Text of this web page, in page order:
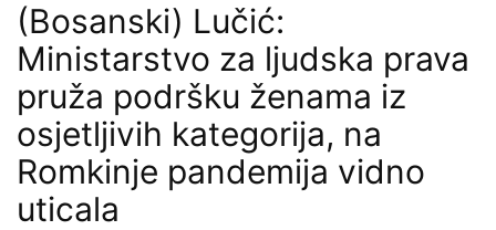
(Bosanski) Lučić:
Ministarstvo za ljudska prava
pruža podršku ženama iz
osjetljivih kategorija, na
Romkinje pandemija vidno
uticala